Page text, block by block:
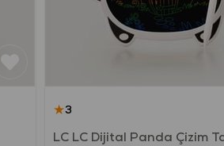
Ürün içeriği
★3